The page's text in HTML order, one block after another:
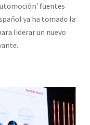
fuentes
ya ha tomado la
liderar un nuevo